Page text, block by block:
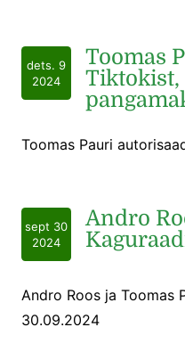
dets. 9
2024
Toomas
Tiktokist,
Toomas Pauri
sept 30
2024
Andro
Andro Roos ja Toomas
30.09.2024